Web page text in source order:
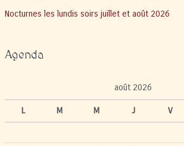
Nocturnes les lundis soirs juillet et août 2026
Agenda
août 2026
L M M J V